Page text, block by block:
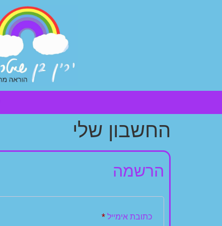
החשבון שלי
הרשמה
כתובת אימייל*